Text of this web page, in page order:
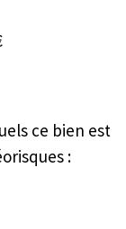
ce bien est
: